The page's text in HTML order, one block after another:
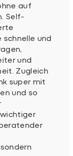
auf
Self-
und
und
Zugleich
super mit
und so